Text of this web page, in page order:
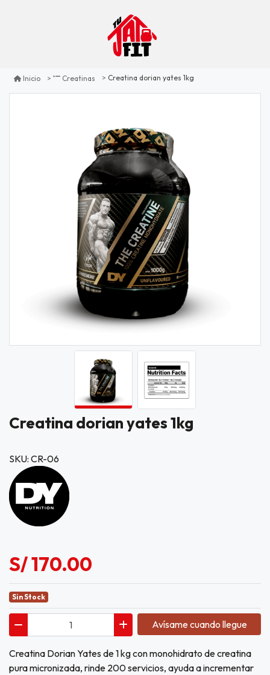
Inicio Creatinas Creatina dorian yates 1kg
Creatina dorian yates 1kg
SKU: CR-06
S/ 170.00
Sin Stock
Avísame cuando llegue
Creatina Dorian Yates de 1 kg con monohidrato de creatina
pura micronizada, rinde 200 servicios, ayuda a incrementar